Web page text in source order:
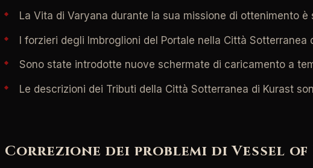
La Vita di Varyana durante la sua missione di ottenimento è
I forzieri degli Imbroglioni del Portale nella Città
Sono state introdotte nuove schermate di caricamento a
Le descrizioni dei Tributi della Città Sotterranea di Kurast
Correzione dei problemi di Vessel